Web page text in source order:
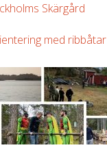
Skärgård
med ribbåtar